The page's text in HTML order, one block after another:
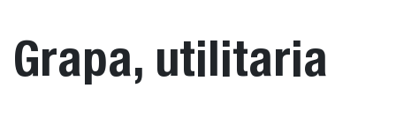
Grapa, utilitaria